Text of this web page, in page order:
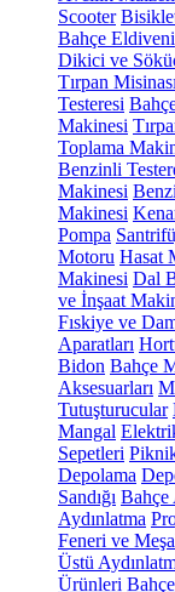
Scooter
Bahçe Eldiveni
Dikici ve
Tırpan Misinası
Testeresi
Makinesi
Toplama
Benzinli
Makinesi
Makinesi
Pompa
Motoru Hasat
Makinesi Dal
ve İnşaat
Fıskiye ve
Aparatları
Bidon Bahçe
Aksesuarları
Tutuşturucular
Mangal
Sepetleri
Depolama
Sandığı Bahçe
Aydınlatma
Feneri ve
Üstü
Ürünleri